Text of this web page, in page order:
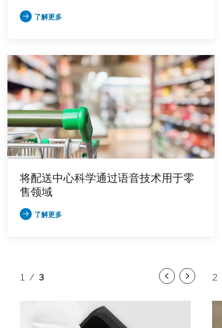
了解更多
将配送中心科学通过语音技术用于零
售领域
了解更多
1 / 3 2